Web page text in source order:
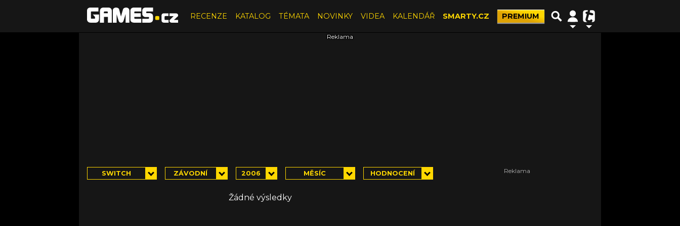
RECENZE KATALOG TÉMATA NOVINKY VIDEA KALENDÁŘ SMARTY.CZ PREMIUM
SWITCH ZÁVODNÍ 2006 MĚSÍC HODNOCENÍ
Žádné výsledky